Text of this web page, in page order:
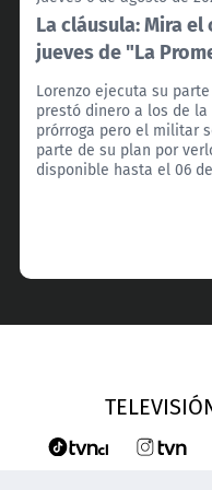
La cláusula: Mira
jueves de "La
Lorenzo ejecuta su
prestó dinero a los de
prórroga pero el militar
parte de su plan por
disponible hasta el 06